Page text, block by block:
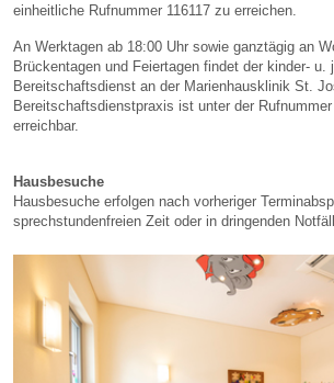
einheitliche Rufnummer 116117 zu erreichen.
An Werktagen ab 18:00 Uhr sowie ganztägig an
Brückentagen und Feiertagen findet der kinder- u.
Bereitschaftsdienst an der Marienhausklinik St.
Bereitschaftsdienstpraxis ist unter der
erreichbar.
Hausbesuche
Hausbesuche erfolgen nach vorheriger
sprechstundenfreien Zeit oder in dringenden